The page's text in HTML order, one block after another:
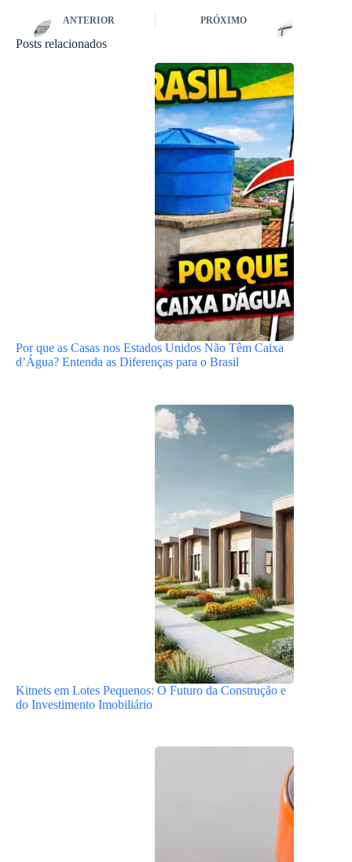
ANTERIOR PRÓXIMO
Posts relacionados
Por que as Casas nos Estados Unidos Não Têm Caixa
d’Água? Entenda as Diferenças para o Brasil
Kitnets em Lotes Pequenos: O Futuro da Construção e
do Investimento Imobiliário